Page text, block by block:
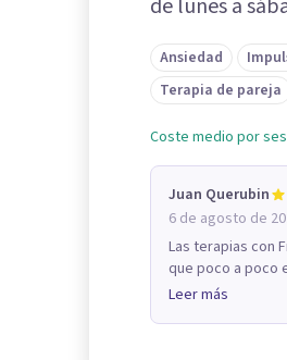
de lunes a
Ansiedad
Terapia de pareja
Coste medio por
Juan Querubin
6 de agosto de
Las terapias con
que poco a poco
Leer más